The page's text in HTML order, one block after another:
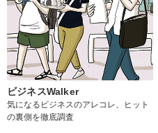
ビジネスWalker
気になるビジネスのアレコレ、ヒット
の裏側を徹底調査